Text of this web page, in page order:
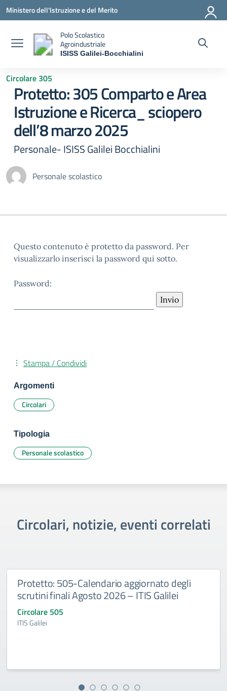
Vai ai contenuti
Vai al menu di navigazione
Vai al footer
Ministero dell'Istruzione e del Merito
Polo Scolastico
Agroindustriale
ISISS Galilei-Bocchialini
Circolare 305
Protetto: 305 Comparto e Area
Istruzione e Ricerca_ sciopero
dell’8 marzo 2025
Personale- ISISS Galilei Bocchialini
Personale scolastico
Questo contenuto è protetto da password. Per
visualizzarlo inserisci la password qui sotto.
Password:
Stampa / Condividi
Argomenti
Circolari
Tipologia
Personale scolastico
Circolari, notizie, eventi correlati
Protetto: 505-Calendario aggiornato degli
scrutini finali Agosto 2026 – ITIS Galilei
Circolare 505
ITIS Galilei